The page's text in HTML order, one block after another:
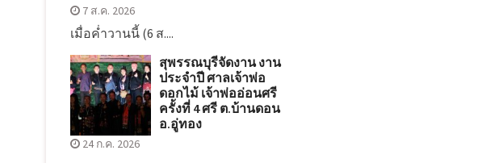
7 ส.ค. 2026
เมื่อค่ำวานนี้ (6 ส....
สุพรรณบุรีจัดงาน งาน
ประจำปี ศาลเจ้าพ่อ
ดอกไม้ เจ้าพ่ออ่อนศรี
ครั้งที่ 4 ศรี ต.บ้านดอน
อ.อู่ทอง
24 ก.ค. 2026